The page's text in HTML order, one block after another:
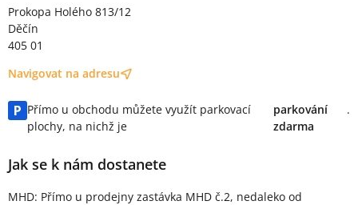
Prokopa Holého 813/12
Děčín
405 01
Navigovat na adresu
Přímo u obchodu můžete využít parkovací
plochy, na nichž je
parkování
zdarma
.
Jak se k nám dostanete
MHD: Přímo u prodejny zastávka MHD č.2, nedaleko od